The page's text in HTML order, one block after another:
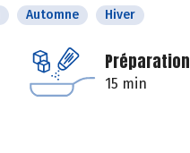
Automne Hiver
Préparation
15 min